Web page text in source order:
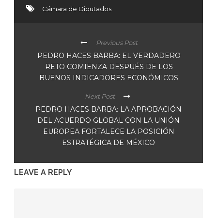
Cámara de Diputados
Previous Post
PEDRO HACES BARBA: EL VERDADERO
RETO COMIENZA DESPUÉS DE LOS
BUENOS INDICADORES ECONÓMICOS
Next Post
PEDRO HACES BARBA: LA APROBACIÓN
DEL ACUERDO GLOBAL CON LA UNIÓN
EUROPEA FORTALECE LA POSICIÓN
ESTRATÉGICA DE MÉXICO
LEAVE A REPLY